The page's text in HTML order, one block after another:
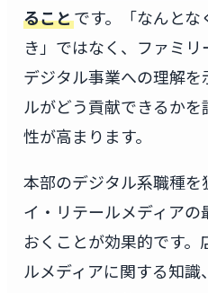
ることです。「なんと
き」ではなく、ファミ
デジタル事業への理解
ルがどう貢献できるか
性が高まります。
本部のデジタル系職種
イ・リテールメディア
おくことが効果的です
ルメディアに関する知